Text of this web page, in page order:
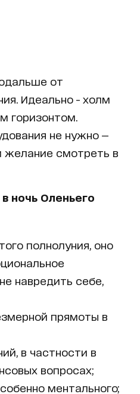
от
Идеально - холм
горизонтом.
не нужно —
желание смотреть в
ночь Оленьего
полнолуния, оно
навредить себе,
прямоты в
в частности в
вопросах;
ментального;